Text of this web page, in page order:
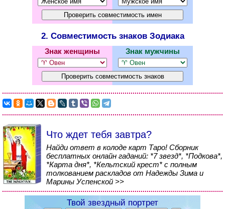
2. Совместимость знаков Зодиака
Знак женщины Знак мужчины
Что ждет тебя завтра?
Найди ответ в колоде карт Таро! Сборник
бесплатных онлайн гаданий: *7 звезд*, *Подкова*,
*Карта дня*, *Кельтский крест* с полным
толкованием раскладов от Надежды Зима и
Марины Успенской >>
Твой звездный портрет